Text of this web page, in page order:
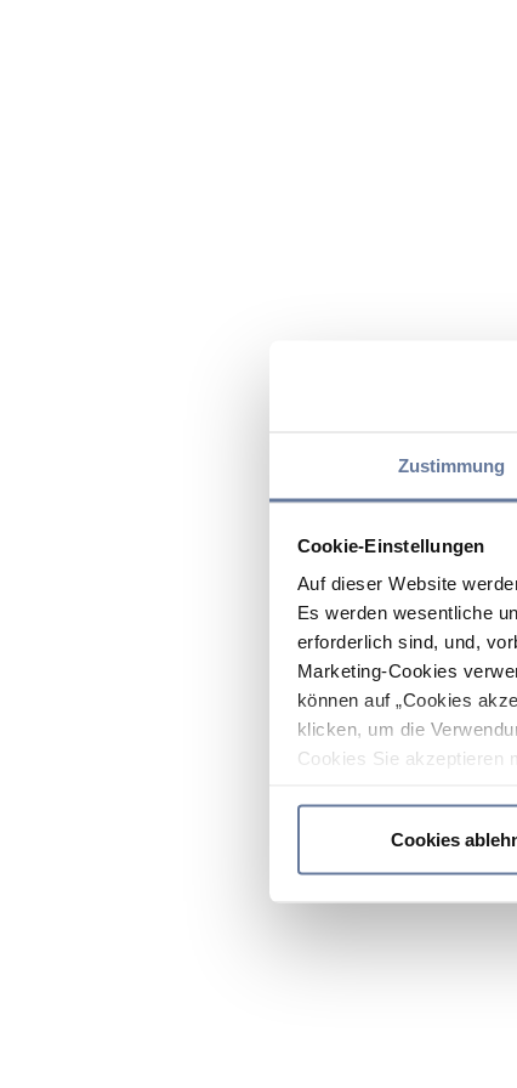
Zustimmung
Cookie-Einstellungen
Auf dieser Website
Es werden wesentliche
erforderlich sind, und,
Marketing-Cookies
können auf „Cookies
klicken, um die
Cookies Sie akzeptieren
Cookies